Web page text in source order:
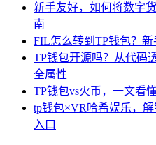
新手友好，如何将数字
南
FIL怎么转到TP钱包？
TP钱包开源吗？从代码
全属性
TP钱包vs火币，一文看
tp钱包×VR哈希娱乐，
入口